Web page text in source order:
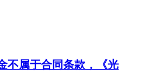
不属于合同条款，《光